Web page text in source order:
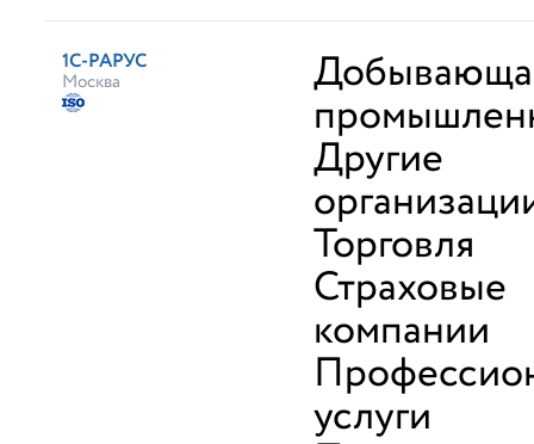
1С-РАРУС
Москва
Другие
Торговля
Страховые
компании
услуги